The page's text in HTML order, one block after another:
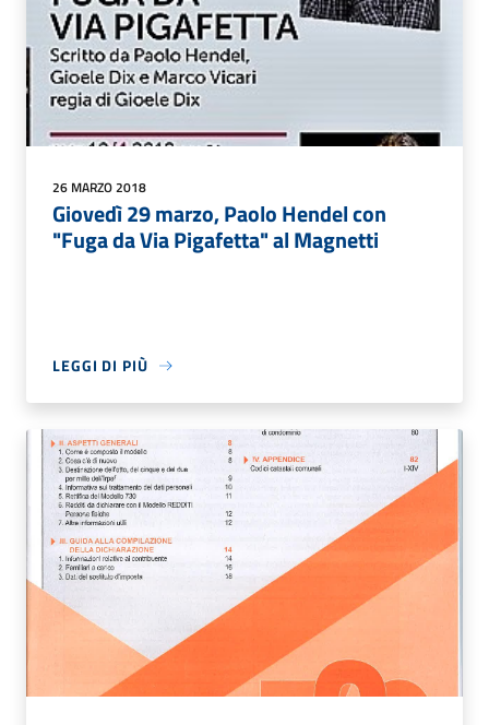
26 MARZO 2018
Giovedì 29 marzo, Paolo Hendel con
"Fuga da Via Pigafetta" al Magnetti
LEGGI DI PIÙ